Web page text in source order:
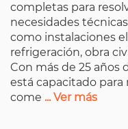
completas para
necesidades
como instalaciones
refrigeración, obra
Con más de 25 años
está capacitado para
come ... Ver más